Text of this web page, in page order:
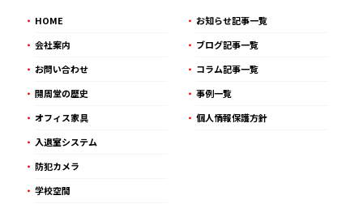
HOME
会社案内
お問い合わせ
開周堂の歴史
オフィス家具
入退室システム
防犯カメラ
学校空間
お知らせ記事一覧
ブログ記事一覧
コラム記事一覧
事例一覧
個人情報保護方針